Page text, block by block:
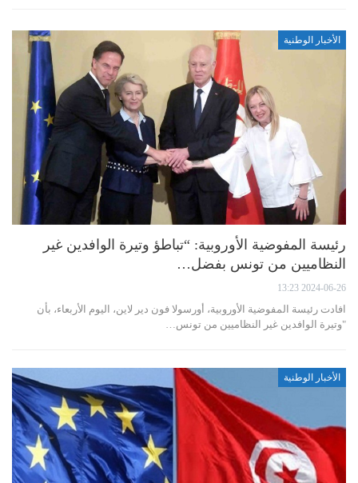
الأخبار الوطنية
رئيسة المفوضية الأوروبية: “تباطؤ وتيرة الوافدين غير
النظاميين من تونس بفضل…
2024-06-26 13:23
افادت رئيسة المفوضية الأوروبية، أورسولا فون دير لاين، اليوم الأربعاء، بأن
"وتيرة الوافدين غير النظاميين من تونس…
الأخبار الوطنية